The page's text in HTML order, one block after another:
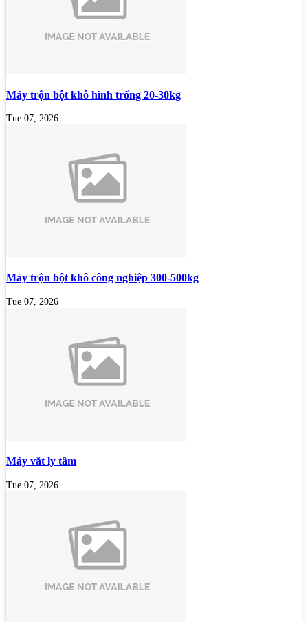
Máy trộn bột khô hình trống 20-30kg
Tue 07, 2026
Máy trộn bột khô công nghiệp 300-500kg
Tue 07, 2026
Máy vắt ly tâm
Tue 07, 2026